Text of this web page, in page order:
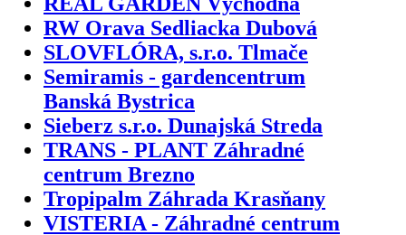
RW Orava Sedliacka Dubová
SLOVFLÓRA, s.r.o. Tlmače
Semiramis - gardencentrum
Banská Bystrica
Sieberz s.r.o. Dunajská Streda
TRANS - PLANT Záhradné
centrum Brezno
Tropipalm Záhrada Krasňany
VISTERIA - Záhradné centrum